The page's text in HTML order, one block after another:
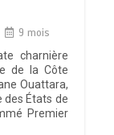
9 mois
charnière
de la Côte
Ouattara,
des États de
Premier